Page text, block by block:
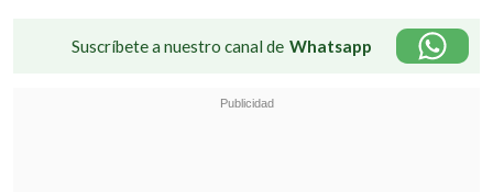
Suscríbete a nuestro canal de Whatsapp